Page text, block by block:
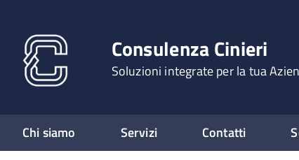
Consulenza Cinieri
Soluzioni integrate per la tua
Chi siamo Servizi Contatti